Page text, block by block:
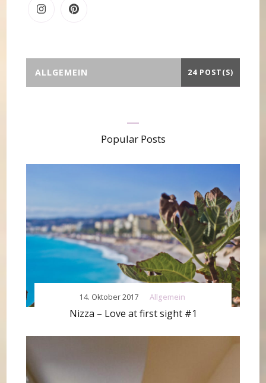
ALLGEMEIN 24 POST(S)
Popular Posts
Allgemein
Nizza – Love at first sight #1
14. Oktober 2017